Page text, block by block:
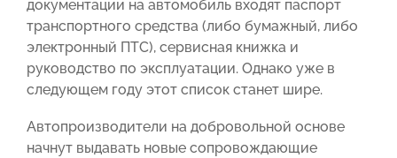
документации на автомобиль входят паспорт
транспортного средства (либо бумажный, либо
электронный ПТС), сервисная книжка и
руководство по эксплуатации. Однако уже в
следующем году этот список станет шире.
Автопроизводители на добровольной основе
начнут выдавать новые сопровождающие